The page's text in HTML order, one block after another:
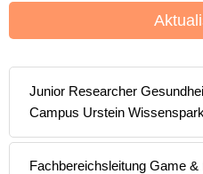
Junior Researcher
Campus Urstein Wissenspark
Fachbereichsleitung Game